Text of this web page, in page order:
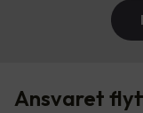
Ansvaret